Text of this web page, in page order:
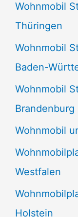
Wohnmobil
Thüringen
Wohnmobil
Baden-
Wohnmobil
Brandenburg
Wohnmobil
Westfalen
Holstein